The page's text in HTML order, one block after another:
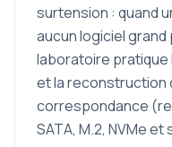
surtension : quand
aucun logiciel grand
laboratoire
et la reconstruction
correspondance
SATA, M.2, NVMe